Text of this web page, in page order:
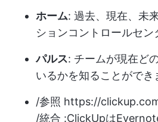
ホーム: 過去、現在、未
ションコントロールセン
パルス: チームが現在ど
いるかを知ることができ
/参照 https://
/統合 :ClickUpは